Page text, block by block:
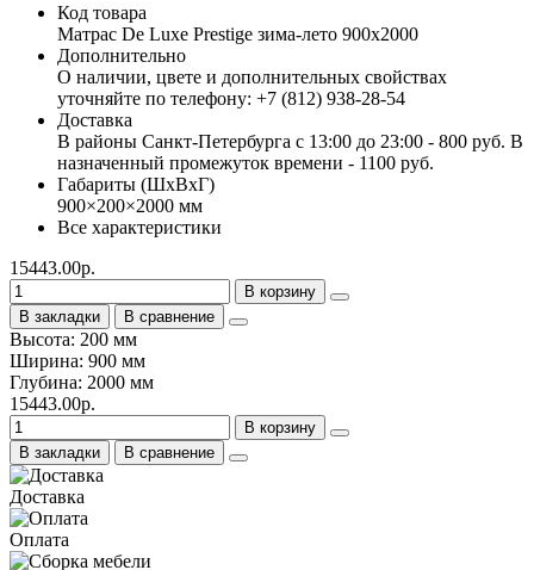
Код товара
Матрас De Luxe Prestige зима-лето 900х2000
Дополнительно
О наличии, цвете и дополнительных свойствах
уточняйте по телефону: +7 (812) 938-28-54
Доставка
В районы Санкт-Петербурга с 13:00 до 23:00 - 800 руб. В
назначенный промежуток времени - 1100 руб.
Габариты (ШхВхГ)
900×200×2000 мм
Все характеристики
15443.00р.
В корзину
В закладки
В сравнение
Высота: 200 мм
Ширина: 900 мм
Глубина: 2000 мм
15443.00р.
В корзину
В закладки
В сравнение
Доставка
Оплата